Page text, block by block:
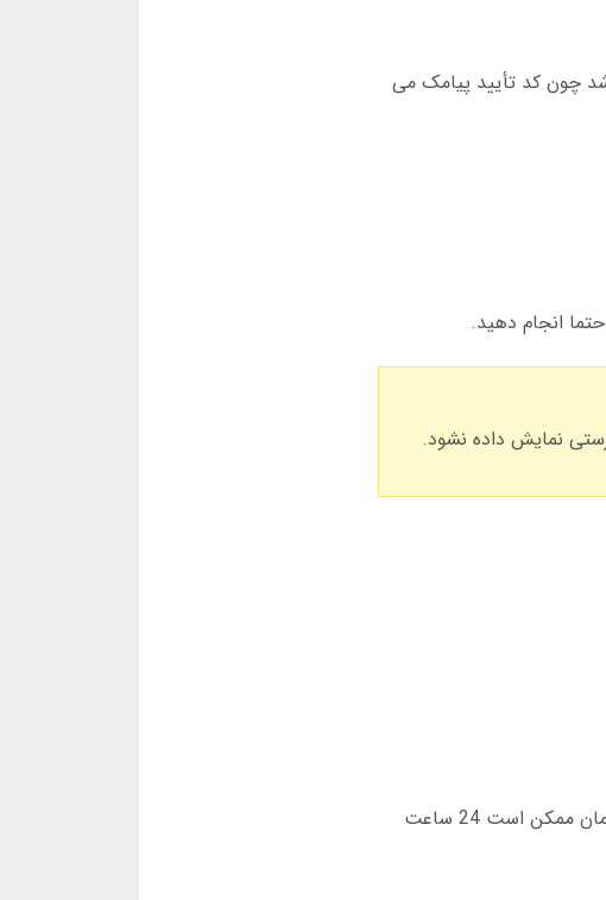
چون کد تأیید پیامک می
انجام دهید.
حداقل مبلغ برای واریز 100 هزار تومان و برای برداشت 500 هزار تومان است. برداشت های بالای 5 میلیون تومان ممکن است 24 ساعت